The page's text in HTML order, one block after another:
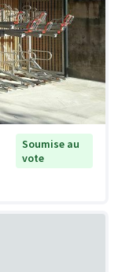
Soumise au
vote